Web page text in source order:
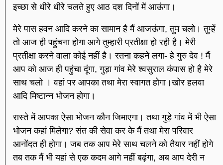
इच्छा से धीरे धीरे चलते हुए आठ दश दिनों में आऊंगा।
मेरे पास हवन आदि करने का सामान है मैं आजऊंगा, तुम चलो। तुम्हें
तो आज ही पहुंचना होगा आगे तुम्हारी प्रतीक्षा हो रही है। मेरी
प्रतीक्षा करने वाला कोई नहीं है। रतना कहने लगा- हे गुरु देव ! मैं
आप को आज ही पहुंचा दूंगा, गुड़ा गांव मेरे श्वसुराल कंपास हो है मेरे
साथ चलो । वहां पर आपका तथा मेरा स्वागत होगा।खोर हलवा
आदि मिष्टान्न भोजन होगा।
रास्ते में आपका ऐसा भोजन कौन जिमाएगा। तथा गुड़े गांव में भी ऐसा
भोजन कहां मिलेगा? संत की सेवा कर के मैं तथा मेरा परिवार
आनोंदत ही होगा। जब तक आप मेरे साथ चलने को तैयार नहीं होगे
तब तक मैं भी यहां से एक कदम आगे नहीं बढ़ंगा, अब आप देरी न